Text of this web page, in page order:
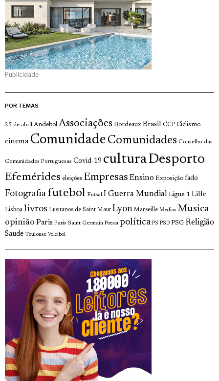
Publicidade
POR TEMAS
25 de abril Andebol Associações Bordeaux Brasil CCP Ciclismo
cinema Comunidade Comunidades Conselho das
Comunidades Portuguesas Covid-19 culturaDesporto
Efemérides eleições Empresas Ensino Exposição fado
Fotografia futebol Futsal I Guerra Mundial Ligue 1 Lille
Lisboa livros Lusitanos de Saint Maur Lyon Marseille Medias Musica
opinião Paris Paris Saint Germain Poesia política PS PSD PSG Religião
Saude Toulouse Voleibol